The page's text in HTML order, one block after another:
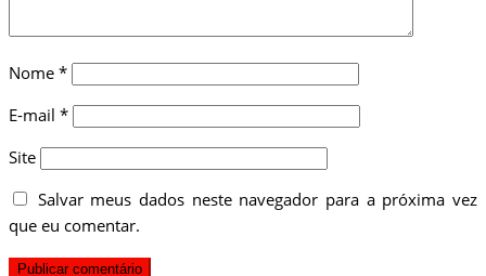
Nome *
E-mail *
Site
Salvar meus dados neste navegador para a próxima vez
que eu comentar.